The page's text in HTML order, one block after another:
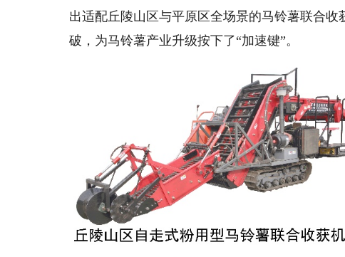
出适配丘陵山区与平原区全场景的马铃薯联合
破，为马铃薯产业升级按下了“加速键”。